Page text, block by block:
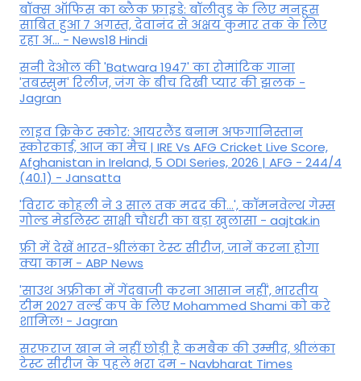
बॉक्स ऑफिस का ब्लैक फ्राइडे: बॉलीवुड के लिए मनहूस
साबित हुआ 7 अगस्त, देवानंद से अक्षय कुमार तक के लिए
रहा अ... - News18 Hindi
सनी देओल की 'Batwara 1947' का रोमांटिक गाना
'तबस्सुम' रिलीज, जंग के बीच दिखी प्यार की झलक -
Jagran
लाइव क्रिकेट स्कोर: आयरलैंड बनाम अफगानिस्तान
स्कोरकार्ड, आज का मैच | IRE Vs AFG Cricket Live Score,
Afghanistan in Ireland, 5 ODI Series, 2026 | AFG - 244/4
(40.1) - Jansatta
'विराट कोहली ने 3 साल तक मदद की...', कॉमनवेल्थ गेम्स
गोल्ड मेडलिस्ट साक्षी चौधरी का बड़ा खुलासा - aajtak.in
फ्री में देखें भारत-श्रीलंका टेस्ट सीरीज, जानें करना होगा
क्या काम - ABP News
'साउथ अफ्रीका में गेंदबाजी करना आसान नहीं', भारतीय
टीम 2027 वर्ल्‍ड कप के लिए Mohammed Shami को करे
शामिल! - Jagran
सरफराज खान ने नहीं छोड़ी है कमबैक की उम्मीद, श्रीलंका
टेस्ट सीरीज के पहले भरा दम - Navbharat Times